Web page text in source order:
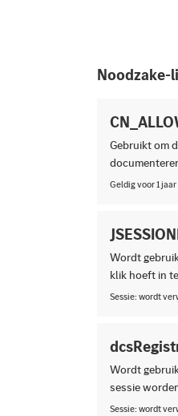
Noodzake-
Gebruikt om
Geldig voor 1 jaar
Wordt
klik hoeft in
Sessie: wordt
Wordt
sessie
Sessie: wordt